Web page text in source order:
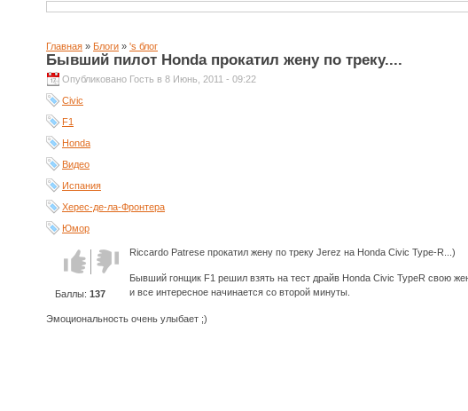
Главная » Блоги » 's блог
Бывший пилот Honda прокатил жену по треку....
Опубликовано Гость в 8 Июнь, 2011 - 09:22
Civic
F1
Honda
Видео
Испания
Херес-де-ла-Фронтера
Юмор
Голос за!Голос
против!
Баллы: 137
Riccardo Patrese прокатил жену по треку Jerez на Honda Civic Type-R...)
Бывший гонщик F1 решил взять на тест драйв Honda Civic TypeR свою
и все интересное начинается со второй минуты.
Эмоциональность очень улыбает ;)